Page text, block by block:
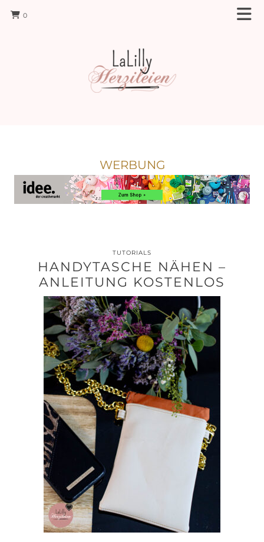
0
WERBUNG
TUTORIALS
HANDYTASCHE NÄHEN –
ANLEITUNG KOSTENLOS